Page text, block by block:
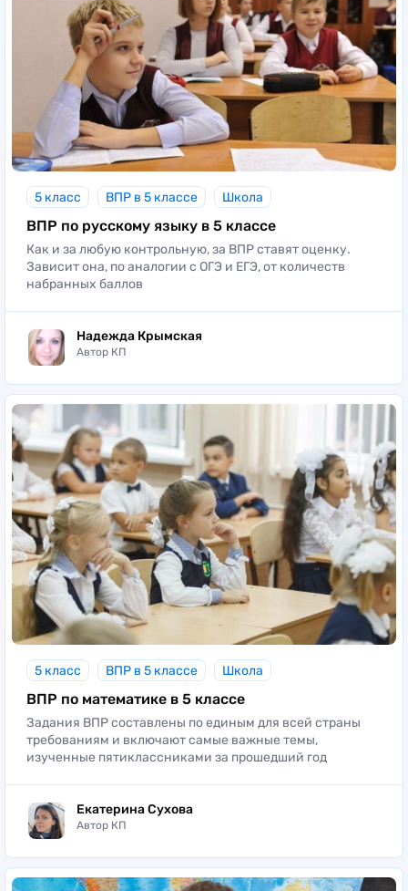
5 класс ВПР в 5 классе Школа
ВПР по русскому языку в 5 классе
Как и за любую контрольную, за ВПР ставят оценку.
Зависит она, по аналогии с ОГЭ и ЕГЭ, от количеств
набранных баллов
Надежда Крымская
Автор КП
5 класс ВПР в 5 классе Школа
ВПР по математике в 5 классе
Задания ВПР составлены по единым для всей страны
требованиям и включают самые важные темы,
изученные пятиклассниками за прошедший год
Екатерина Сухова
Автор КП